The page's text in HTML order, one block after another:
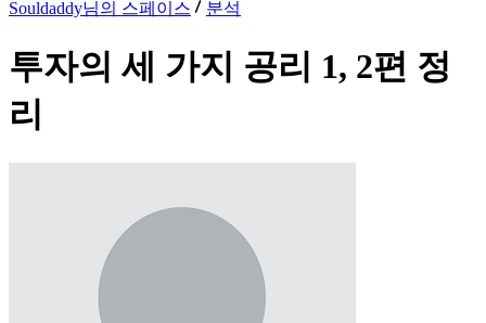
Souldaddy님의 스페이스
분석
투자의 세 가지 공리 1, 2편 정
리